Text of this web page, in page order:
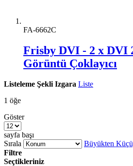
FA-6662C
Frisby DVI - 2 x DVI
Görüntü Çoklayıcı
Listeleme Şekli Izgara Liste
1 öğe
Göster
sayfa başı
Sırala
Büyükten
Filtre
Seçtikleriniz